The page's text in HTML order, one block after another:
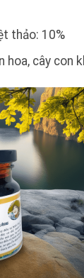
thảo: 10%
hoa, cây con